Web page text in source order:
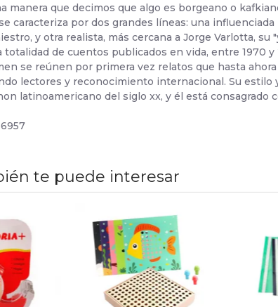
manera que decimos que algo es borgeano o
caracteriza por dos grandes líneas: una
y otra realista, más cercana a Jorge Varlotta,
totalidad de cuentos publicados en vida, entre 1970
se reúnen por primera vez relatos que hasta
lectores y reconocimiento internacional. Su
latinoamericano del siglo xx, y él está
te puede interesar